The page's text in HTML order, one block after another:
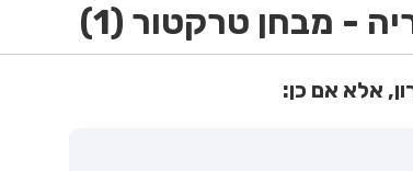
- מבחן טרקטור (1)
אלא אם כן: